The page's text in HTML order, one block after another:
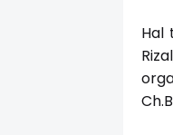
Hal